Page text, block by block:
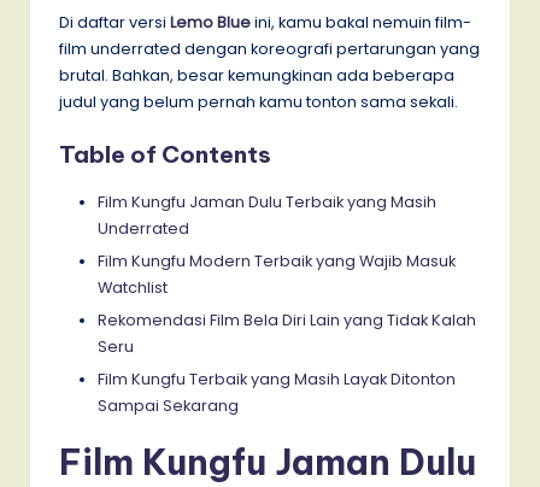
Di daftar versi Lemo Blueini, kamu bakal nemuin film-
film underrated dengan koreografi pertarungan yang
brutal. Bahkan, besar kemungkinan ada beberapa
judul yang belum pernah kamu tonton sama sekali.
Table of Contents
Film Kungfu Jaman Dulu Terbaik yang Masih
Underrated
Film Kungfu Modern Terbaik yang Wajib Masuk
Watchlist
Rekomendasi Film Bela Diri Lain yang Tidak Kalah
Seru
Film Kungfu Terbaik yang Masih Layak Ditonton
Sampai Sekarang
Film Kungfu Jaman Dulu